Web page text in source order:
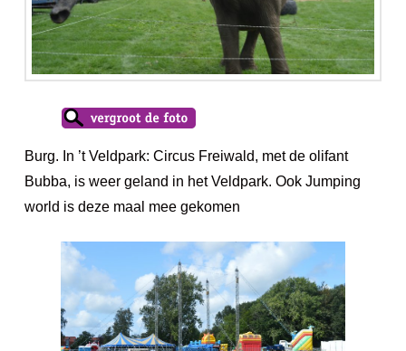
Burg. In ’t Veldpark: Circus Freiwald, met de olifant
Bubba, is weer geland in het Veldpark. Ook Jumping
world is deze maal mee gekomen